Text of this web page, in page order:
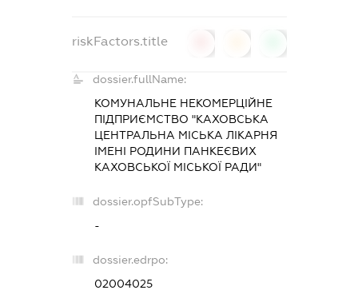
riskFactors.title
dossier.fullName:
КОМУНАЛЬНЕ НЕКОМЕРЦІЙНЕ
ПІДПРИЄМСТВО "КАХОВСЬКА
ЦЕНТРАЛЬНА МІСЬКА ЛІКАРНЯ
ІМЕНІ РОДИНИ ПАНКЕЄВИХ
КАХОВСЬКОЇ МІСЬКОЇ РАДИ"
dossier.opfSubType:
-
dossier.edrpo:
02004025